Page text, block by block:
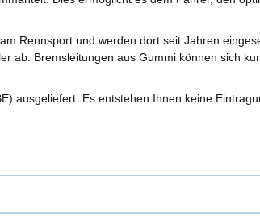
Rennsport und werden dort seit Jahren
ab. Bremsleitungen aus Gummi können sich
ausgeliefert. Es entstehen Ihnen keine